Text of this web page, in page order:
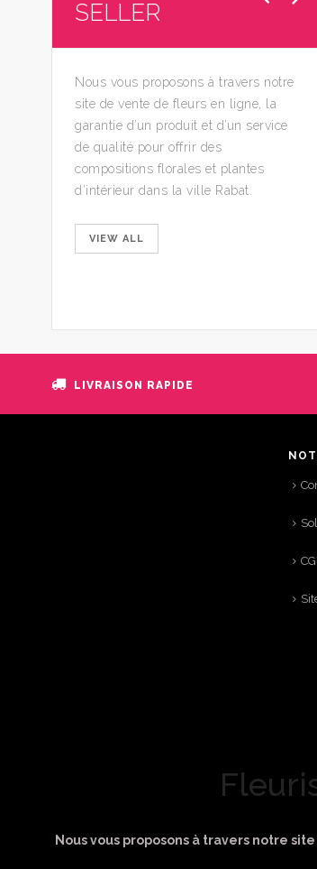
SELLER
Nous vous proposons à travers notre
site de vente de fleurs en ligne, la
garantie d’un produit et d’un service
de qualité pour offrir des
compositions florales et plantes
d’intérieur dans la ville Rabat.
VIEW ALL
LIVRAISON RAPIDE
Nous vous proposons à travers notre